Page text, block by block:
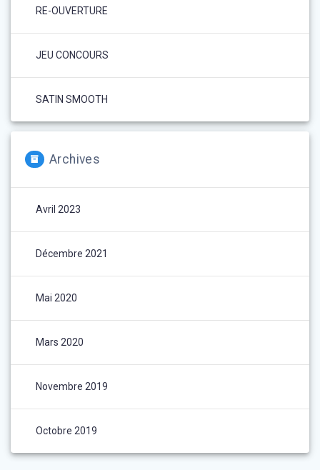
RE-OUVERTURE
JEU CONCOURS
SATIN SMOOTH
Archives
Avril 2023
Décembre 2021
Mai 2020
Mars 2020
Novembre 2019
Octobre 2019